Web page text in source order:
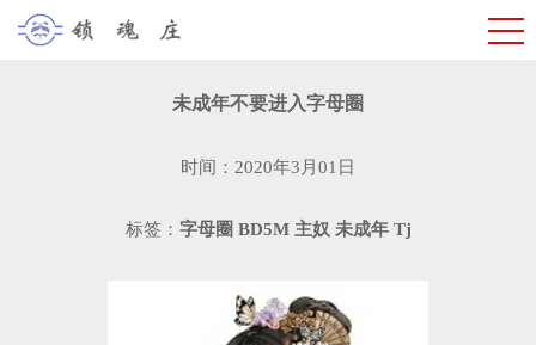
未成年不要进入字母圈
时间：2020年3月01日
标签： 字母圈 BD5M 主奴 未成年 Tj